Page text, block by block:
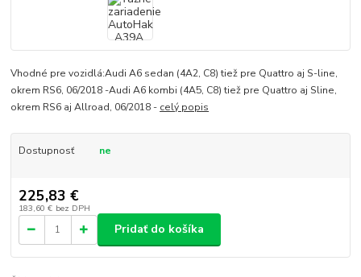
Vhodné pre vozidlá:Audi A6 sedan (4A2, C8) tiež pre Quattro aj S-line,
okrem RS6, 06/2018 -Audi A6 kombi (4A5, C8) tiež pre Quattro aj Sline,
okrem RS6 aj Allroad, 06/2018 - celý popis
Dostupnosť ne
225,83 €
183,60 € bez DPH
Pridať do košíka